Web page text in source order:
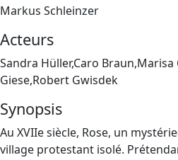
Markus Schleinzer
Acteurs
Sandra Hüller,Caro
Giese,Robert Gwisdek
Synopsis
Au XVIIe siècle, Rose, un
village protestant isolé.